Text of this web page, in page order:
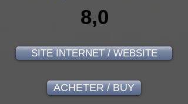
8,0
SITE INTERNET / WEBSITE
ACHETER / BUY